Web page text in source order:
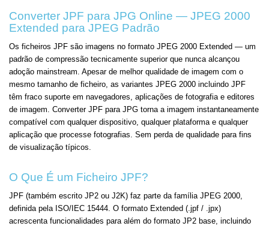
Converter JPF para JPG Online — JPEG 2000
Extended para JPEG Padrão
Os ficheiros JPF são imagens no formato JPEG 2000 Extended — um
padrão de compressão tecnicamente superior que nunca alcançou
adoção mainstream. Apesar de melhor qualidade de imagem com o
mesmo tamanho de ficheiro, as variantes JPEG 2000 incluindo JPF
têm fraco suporte em navegadores, aplicações de fotografia e editores
de imagem. Converter JPF para JPG torna a imagem instantaneamente
compatível com qualquer dispositivo, qualquer plataforma e qualquer
aplicação que processe fotografias. Sem perda de qualidade para fins
de visualização típicos.
O Que É um Ficheiro JPF?
JPF (também escrito JP2 ou J2K) faz parte da família JPEG 2000,
definida pela ISO/IEC 15444. O formato Extended (.jpf / .jpx)
acrescenta funcionalidades para além do formato JP2 base, incluindo